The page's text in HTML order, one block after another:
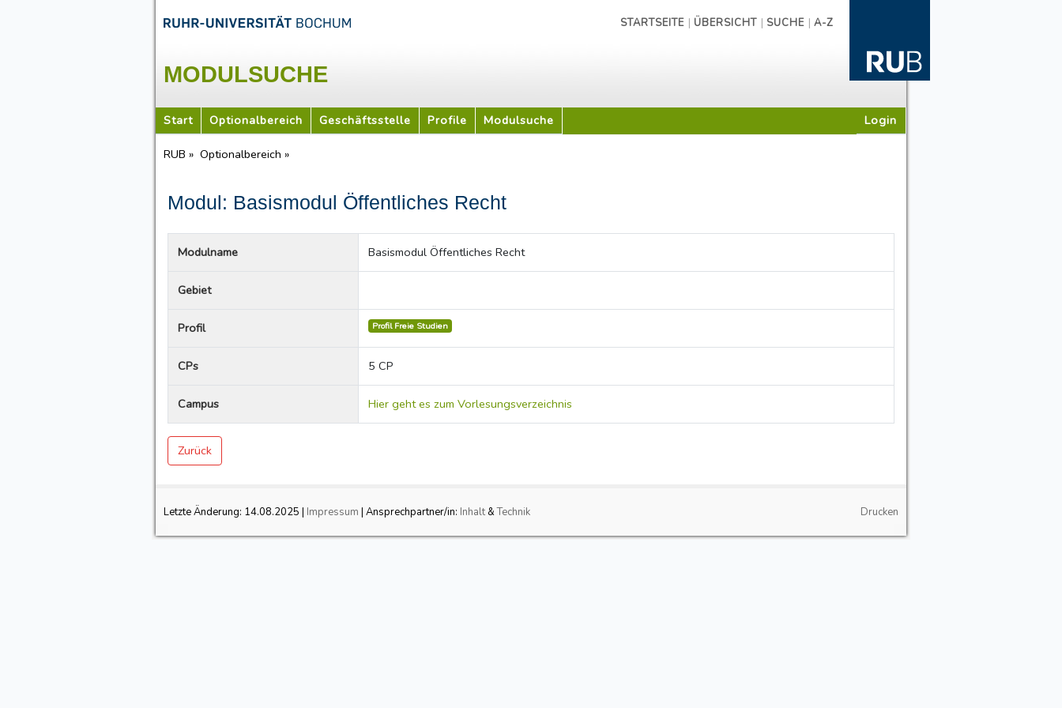
STARTSEITE| ÜBERSICHT| SUCHE| A-Z
MODULSUCHE
Start Optionalbereich Geschäftsstelle Profile Modulsuche Login
RUB » Optionalbereich »
Modul: Basismodul Öffentliches Recht
Modulname Basismodul Öffentliches Recht
Gebiet
Profil Profil Freie Studien
CPs 5 CP
Campus Hier geht es zum Vorlesungsverzeichnis
Zurück
Letzte Änderung: 14.08.2025 | Impressum | Ansprechpartner/in: Inhalt&Technik Drucken